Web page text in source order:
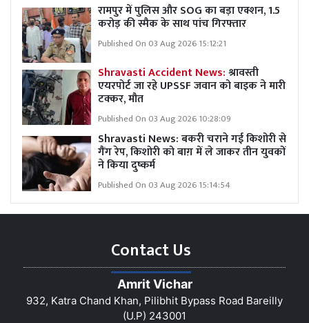
रामपुर में पुलिस और SOG का बड़ा एक्शन, 1.5
करोड़ की स्मैक के साथ पांच गिरफ्तार
Published On 03 Aug 2026 15:12:21
Shravasti Accident News:श्रावस्ती
एयरपोर्ट जा रहे UPSSF जवान को बाइक ने मारी
टक्कर, मौत
Published On 03 Aug 2026 10:28:09
Shravasti News: बकरी चराने गई किशोरी से
गैंग रेप, किशोरी को बाग़ में ले जाकर तीन युवकों
ने किया दुष्कर्म
Published On 03 Aug 2026 15:14:54
Contact Us
Amrit Vichar
932, Katra Chand Khan, Pilibhit Bypass Road Bareilly
(U.P) 243001